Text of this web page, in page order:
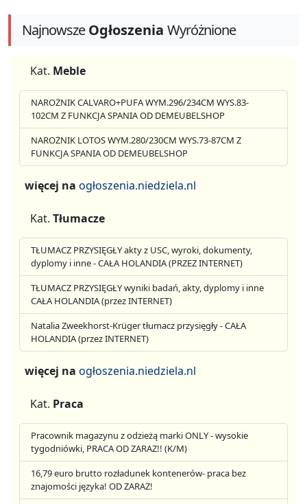
NajnowszeOgłoszenia Wyróżnione
Kat. Meble
NAROŻNIK CALVARO+PUFA WYM.296/234CM WYS.83-
102CM Z FUNKCJA SPANIA OD DEMEUBELSHOP
NAROŻNIK LOTOS WYM.280/230CM WYS.73-87CM Z
FUNKCJA SPANIA OD DEMEUBELSHOP
więcej na ogłoszenia.niedziela.nl
Kat. Tłumacze
TŁUMACZ PRZYSIĘGŁY akty z USC, wyroki, dokumenty,
dyplomy i inne - CAŁA HOLANDIA (PRZEZ INTERNET)
TŁUMACZ PRZYSIĘGŁY wyniki badań, akty, dyplomy i inne
CAŁA HOLANDIA (przez INTERNET)
Natalia Zweekhorst-Krüger tłumacz przysięgły - CAŁA
HOLANDIA (przez INTERNET)
więcej na ogłoszenia.niedziela.nl
Kat. Praca
Pracownik magazynu z odzieżą marki ONLY - wysokie
tygodniówki, PRACA OD ZARAZ!! (K/M)
16,79 euro brutto rozładunek kontenerów- praca bez
znajomości języka! OD ZARAZ!